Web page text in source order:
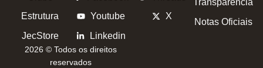
Estrutura
JecStore
Youtube
Linkedin
X
Transparência
Notas Oficiais
2026 © Todos os direitos
reservados